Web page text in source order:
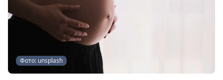
Фото: unsplash